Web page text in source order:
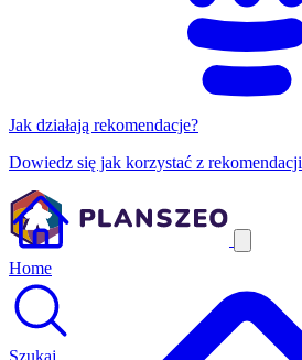
Jak działają rekomendacje?
Dowiedz się jak korzystać z rekomendacji
Home
Szukaj